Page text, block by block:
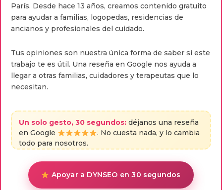
París. Desde hace 13 años, creamos contenido gratuito
para ayudar a familias, logopedas, residencias de
ancianos y profesionales del cuidado.
Tus opiniones son nuestra única forma de saber si este
trabajo te es útil. Una reseña en Google nos ayuda a
llegar a otras familias, cuidadores y terapeutas que lo
necesitan.
Un solo gesto, 30 segundos: déjanos una reseña
en Google
. No cuesta nada, y lo cambia
todo para nosotros.
Apoyar a DYNSEO en 30 segundos